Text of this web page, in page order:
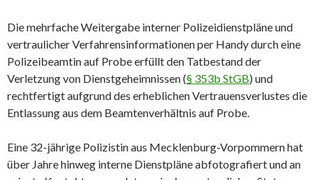
Die mehrfache Weitergabe interner Polizeidienstpläne und
vertraulicher Verfahrensinformationen per Handy durch eine
Polizeibeamtin auf Probe erfüllt den Tatbestand der
Verletzung von Dienstgeheimnissen (§ 353b StGB) und
rechtfertigt aufgrund des erheblichen Vertrauensverlustes die
Entlassung aus dem Beamtenverhältnis auf Probe.
Eine 32-jährige Polizistin aus Mecklenburg-Vorpommern hat
über Jahre hinweg interne Dienstpläne abfotografiert und an